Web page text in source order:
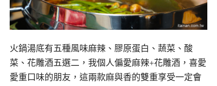
火鍋湯底有五種風味麻辣、膠原蛋白、蔬菜、酸
菜、花雕酒五選二，我個人偏愛麻辣+花雕酒，喜愛
愛重口味的朋友，這兩款麻與香的雙重享受一定會